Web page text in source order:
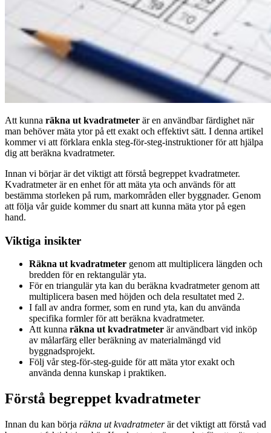
Att kunna räkna ut kvadratmeter är en användbar färdighet när
man behöver mäta ytor på ett exakt och effektivt sätt. I denna artikel
kommer vi att förklara enkla steg-för-steg-instruktioner för att hjälpa
dig att beräkna kvadratmeter.
Innan vi börjar är det viktigt att förstå begreppet kvadratmeter.
Kvadratmeter är en enhet för att mäta yta och används för att
bestämma storleken på rum, markområden eller byggnader. Genom
att följa vår guide kommer du snart att kunna mäta ytor på egen
hand.
Viktiga insikter
Räkna ut kvadratmeter genom att multiplicera längden och
bredden för en rektangulär yta.
För en triangulär yta kan du beräkna kvadratmeter genom att
multiplicera basen med höjden och dela resultatet med 2.
I fall av andra former, som en rund yta, kan du använda
specifika formler för att beräkna kvadratmeter.
Att kunna räkna ut kvadratmeter är användbart vid inköp
av målarfärg eller beräkning av materialmängd vid
byggnadsprojekt.
Följ vår steg-för-steg-guide för att mäta ytor exakt och
använda denna kunskap i praktiken.
Förstå begreppet kvadratmeter
Innan du kan börja räkna ut kvadratmeterär det viktigt att förstå vad